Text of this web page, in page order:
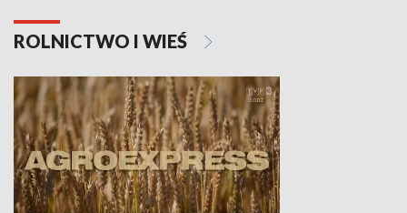
ROLNICTWO I WIEŚ